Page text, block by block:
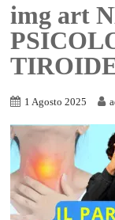
img art
1 Agosto 2025